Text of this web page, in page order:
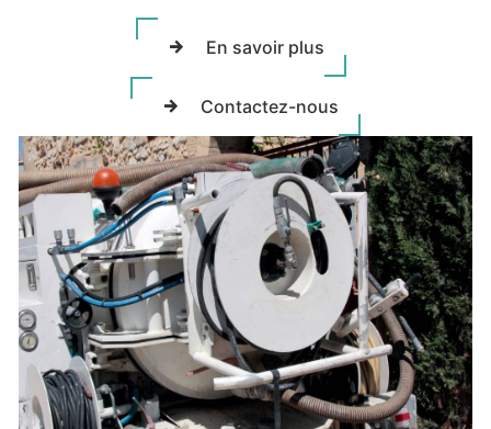
En savoir plus
Contactez-nous